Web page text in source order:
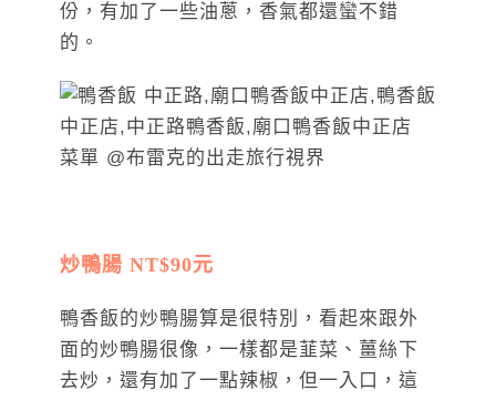
份，有加了一些油蔥，香氣都還蠻不錯
的。
炒鴨腸 NT$90元
鴨香飯的炒鴨腸算是很特別，看起來跟外
面的炒鴨腸很像，一樣都是韮菜、薑絲下
去炒，還有加了一點辣椒，但一入口，這